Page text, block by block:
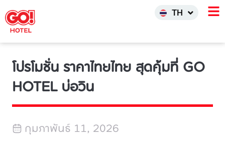
TH
INDO
โปรโมชั่น ราคาไทยไทย สุดคุ้มที่ GO
HOTEL บ่อวิน
กุมภาพันธ์ 11, 2026